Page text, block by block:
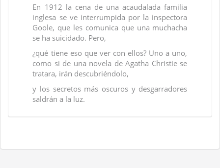
En 1912 la cena de una acaudalada familia
inglesa se ve interrumpida por la inspectora
Goole, que les comunica que una muchacha
se ha suicidado. Pero,
¿qué tiene eso que ver con ellos? Uno a uno,
como si de una novela de Agatha Christie se
tratara, irán descubriéndolo,
y los secretos más oscuros y desgarradores
saldrán a la luz.